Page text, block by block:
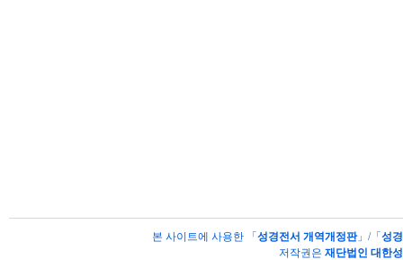
본 사이트에 사용한 「 성경전서 개역개정판」/「 성
저작권은 재단법인 대한